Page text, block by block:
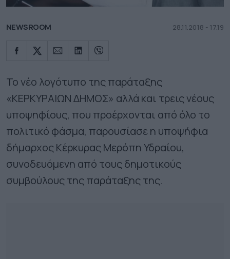
NEWSROOM 28.11.2018 - 17.19
Το νέο λογότυπο της παράταξης
«ΚΕΡΚΥΡΑΙΩΝ ΔΗΜΟΣ» αλλά και τρεις νέους
υποψηφίους, που προέρχονται από όλο το
πολιτικό φάσμα, παρουσίασε η υποψήφια
δήμαρχος Κέρκυρας Μερόπη Υδραίου,
συνοδευόμενη από τους δημοτικούς
συμβούλους της παράταξης της.